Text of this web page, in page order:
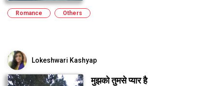
Romance Others
Lokeshwari Kashyap
मुझको तुमसे प्यार है